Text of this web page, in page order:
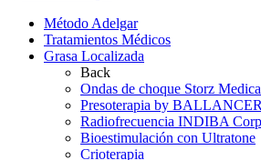
Método Adelgar
Tratamientos Médicos
Grasa Localizada
Back
Ondas de choque Storz
Presoterapia by
Radiofrecuencia INDIBA
Bioestimulación con Ultratone
Crioterapia